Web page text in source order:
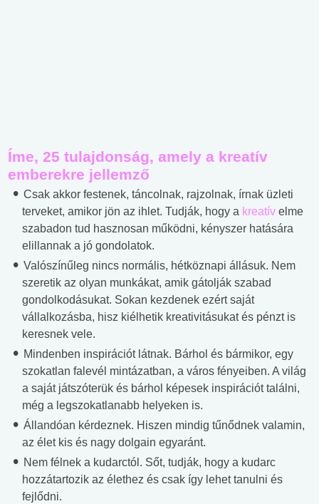
Íme, 25 tulajdonság, amely a kreatív
emberekre jellemző
Csak akkor festenek, táncolnak, rajzolnak, írnak üzleti
terveket, amikor jön az ihlet. Tudják, hogy a kreatív elme
szabadon tud hasznosan működni, kényszer hatására
elillannak a jó gondolatok.
Valószínűleg nincs normális, hétköznapi állásuk. Nem
szeretik az olyan munkákat, amik gátolják szabad
gondolkodásukat. Sokan kezdenek ezért saját
vállalkozásba, hisz kiélhetik kreativitásukat és pénzt is
keresnek vele.
Mindenben inspirációt látnak. Bárhol és bármikor, egy
szokatlan falevél mintázatban, a város fényeiben. A világ
a saját játszóterük és bárhol képesek inspirációt találni,
még a legszokatlanabb helyeken is.
Állandóan kérdeznek. Hiszen mindig tűnődnek valamin,
az élet kis és nagy dolgain egyaránt.
Nem félnek a kudarctól. Sőt, tudják, hogy a kudarc
hozzátartozik az élethez és csak így lehet tanulni és
fejlődni.